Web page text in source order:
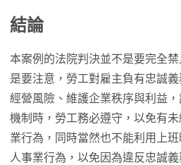
結論
本案例的法院判決並不是要完全
是要注意，勞工對雇主負有忠誠
經營風險、維護企業秩序與利益
機制時，勞工務必遵守，以免有
業行為，同時當然也不能利用上
人事業行為，以免因為違反忠誠